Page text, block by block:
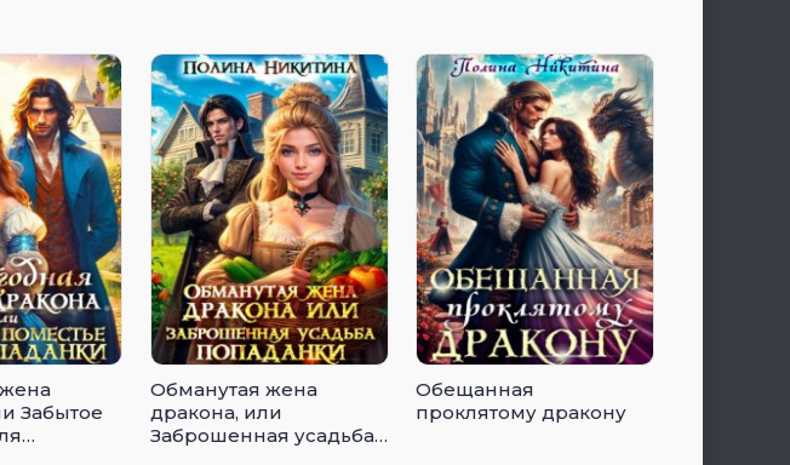
Забытое
Обманутая жена
дракона, или
Заброшенная усадьба
Обещанная
проклятому дракону